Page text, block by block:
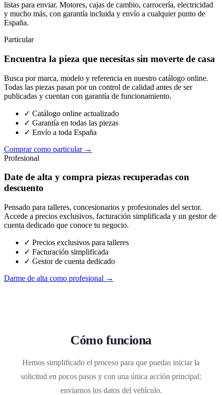
listas para enviar. Motores, cajas de cambio, carrocería, electricidad
y mucho más, con garantía incluida y envío a cualquier punto de
España.
Particular
Encuentra la pieza que necesitas sin moverte de casa
Busca por marca, modelo y referencia en nuestro catálogo online.
Todas las piezas pasan por un control de calidad antes de ser
publicadas y cuentan con garantía de funcionamiento.
✓ Catálogo online actualizado
✓ Garantía en todas las piezas
✓ Envío a toda España
Comprar como particular →
Profesional
Date de alta y compra piezas recuperadas con
descuento
Pensado para talleres, concesionarios y profesionales del sector.
Accede a precios exclusivos, facturación simplificada y un gestor de
cuenta dedicado que conoce tu negocio.
✓ Precios exclusivos para talleres
✓ Facturación simplificada
✓ Gestor de cuenta dedicado
Darme de alta como profesional →
Cómo funciona
Hemos simplificado el proceso para que puedas iniciar la
solicitud en pocos pasos y con una única acción principal:
enviarnos los datos del vehículo.